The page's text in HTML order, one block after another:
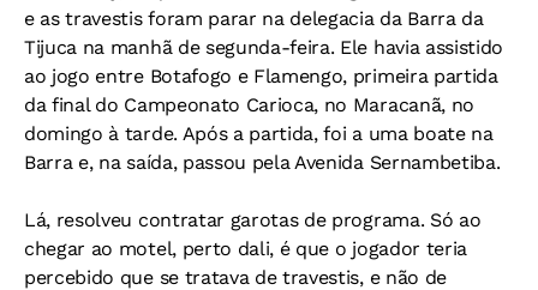
e as travestis foram parar na delegacia da Barra da
Tijuca na manhã de segunda-feira. Ele havia assistido
ao jogo entre Botafogo e Flamengo, primeira partida
da final do Campeonato Carioca, no Maracanã, no
domingo à tarde. Após a partida, foi a uma boate na
Barra e, na saída, passou pela Avenida Sernambetiba.
Lá, resolveu contratar garotas de programa. Só ao
chegar ao motel, perto dali, é que o jogador teria
percebido que se tratava de travestis, e não de